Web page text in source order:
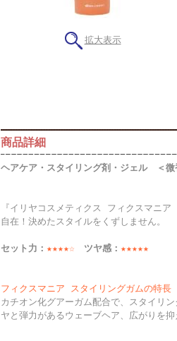
拡大表示
商品詳細
ヘアケア・スタイリング剤・ジェル ＜微
『イリヤコスメティクス フィクスマニ
自在！決めたスタイルをくずしません。
セット力： ★★★★☆ ツヤ感： ★★★★★
フィクスマニア スタイリングガムの特長
カチオン化グアーガム配合で、スタイリ
ヤと弾力があるウェーブヘア、広がりを